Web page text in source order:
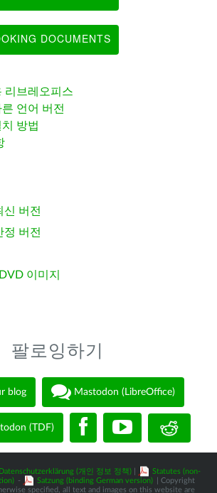
DOCUMENTS
리브레오피스
언어 버전
방법
신 버전
정 버전
이미지
팔로잉하기
blog Mastodon (LibreOffice)
(TDF)
Datenschutzerklärung (개인 정보 정책)
Statutes (non-
- Satzung (binding German version)
| Copyright
specified, all text and images on this website are